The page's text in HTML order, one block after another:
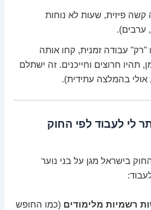
קשה פיזית, שעות לא נוחות
ערבים).
"רק" עבודה זמנית, קחו אותה
תהיו חרוצים וחייכנים. זה ישתלם
אולי בהמלצה עתידית).
לי לעבוד לפי החוק
בישראל מגן על בני נוער
רשמיות מלימודים (כמו החופש